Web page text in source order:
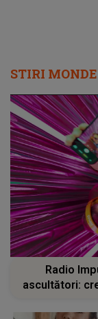
STIRI
Radio
ascultători: